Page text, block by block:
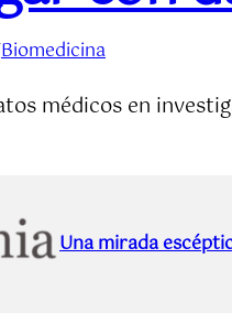
Biomedicina
médicos en
Una mirada